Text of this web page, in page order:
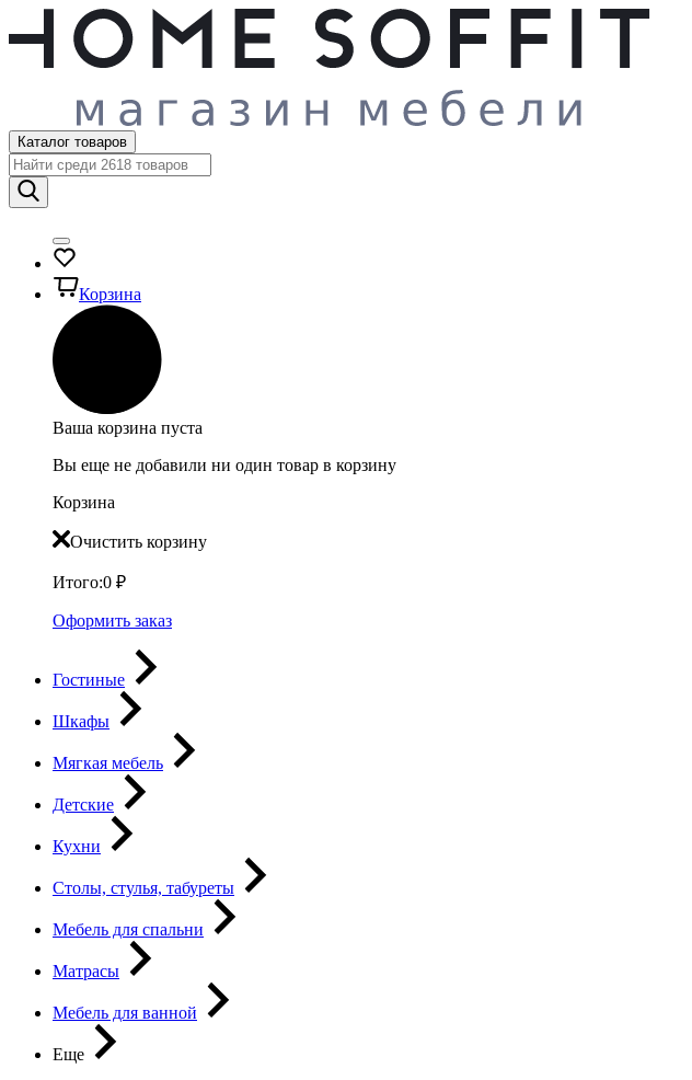
Каталог товаров
Корзина
Ваша корзина пуста
Вы еще не добавили ни один товар в корзину
Корзина
Очистить корзину
Итого:0 ₽
Оформить заказ
Гостиные
Шкафы
Мягкая мебель
Детские
Кухни
Столы, стулья, табуреты
Мебель для спальни
Матрасы
Мебель для ванной
Еще